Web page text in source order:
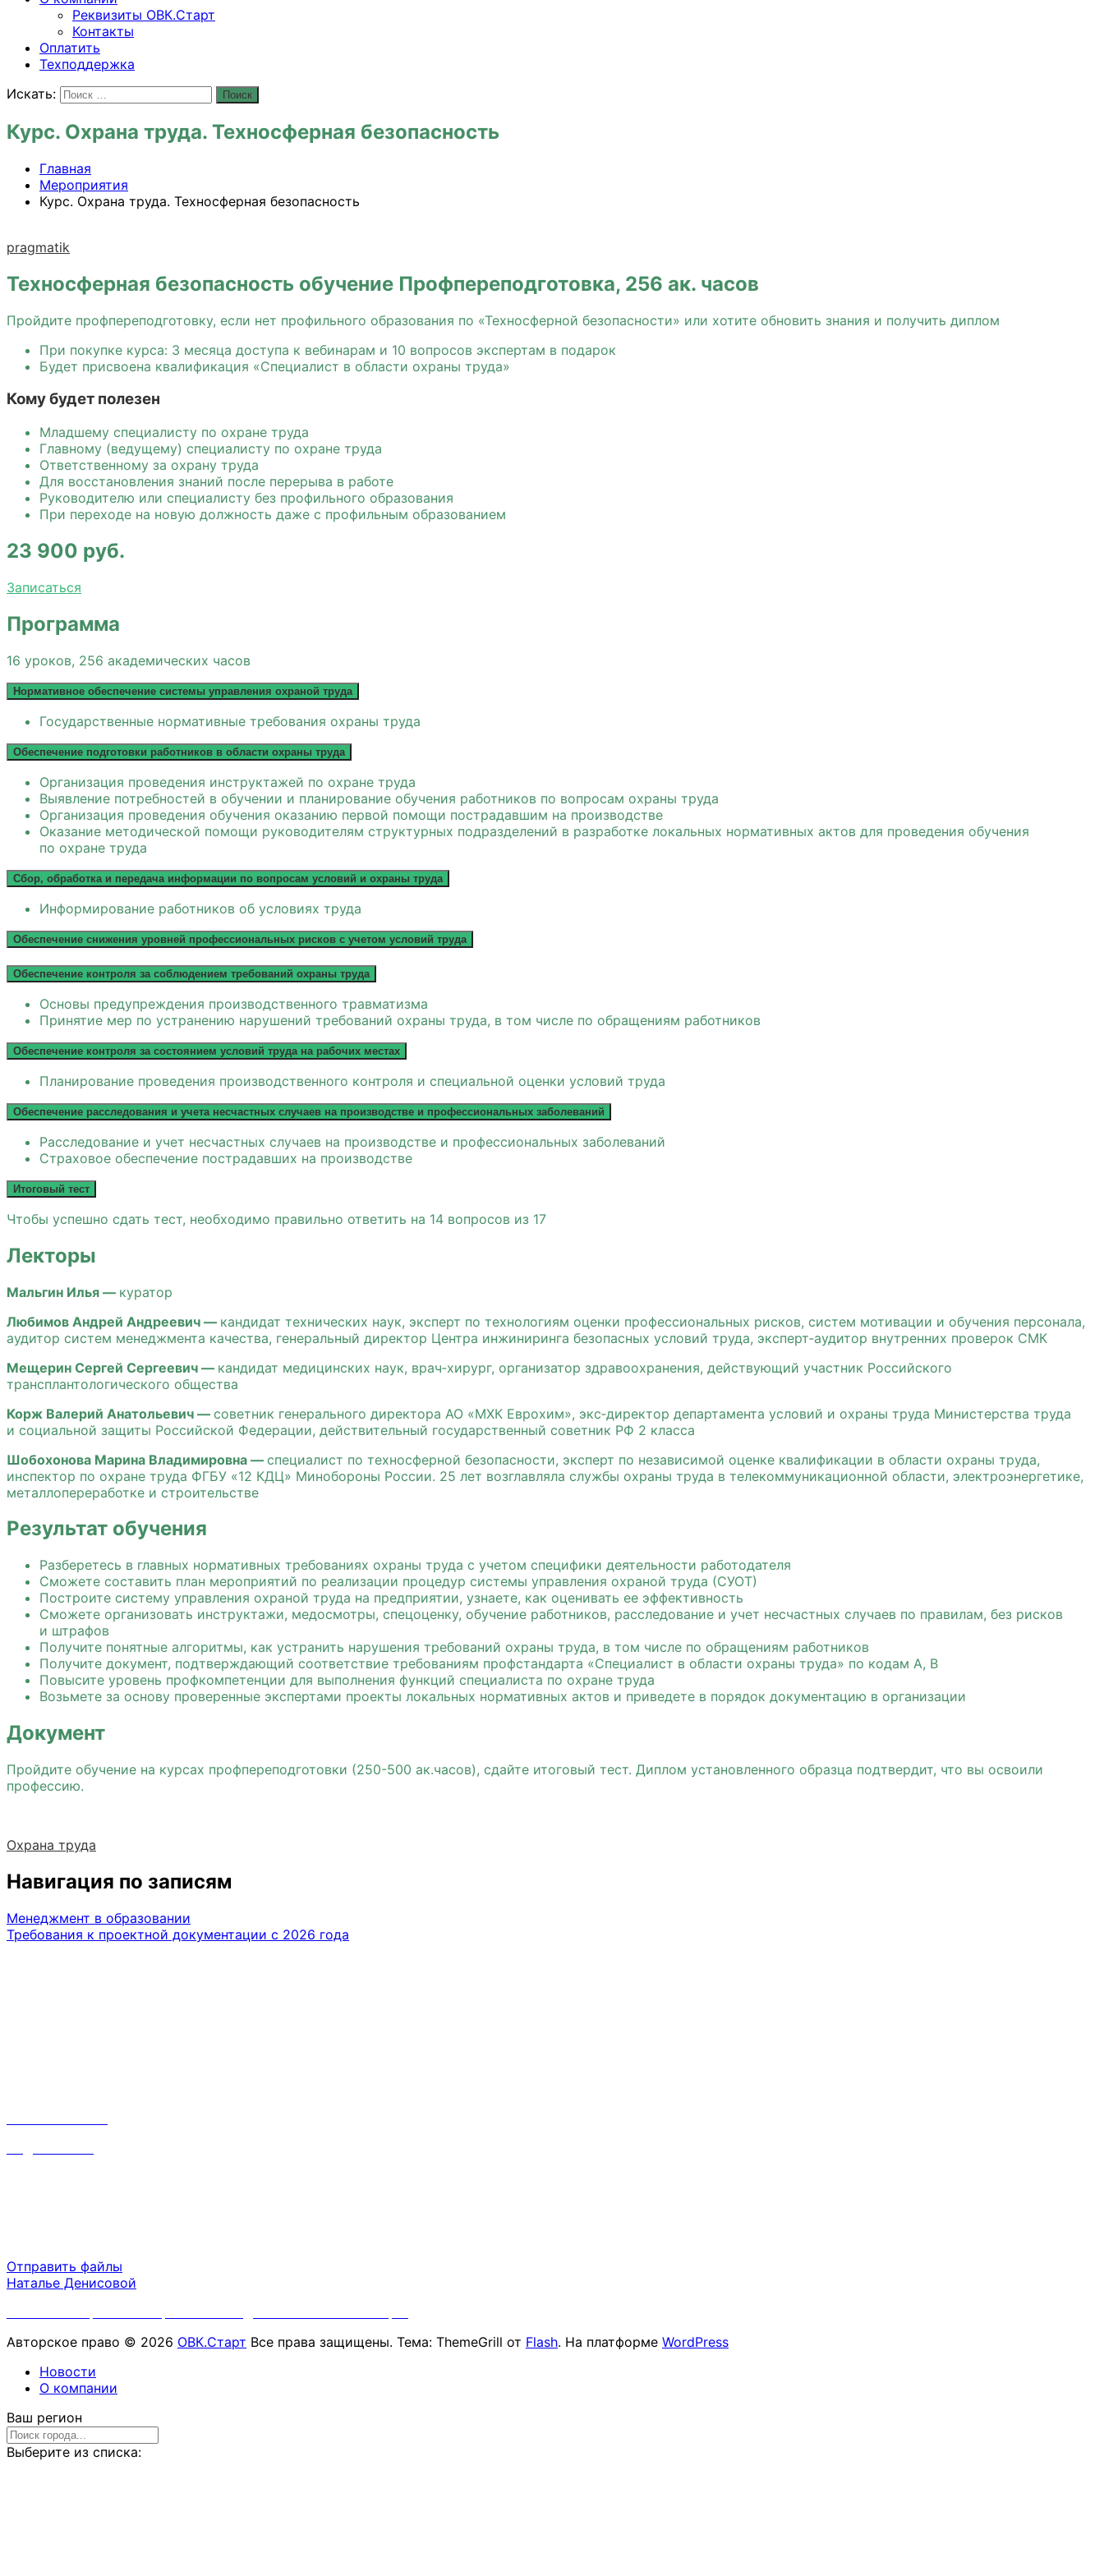
Реквизиты ОВК.Старт
Контакты
Оплатить
Техподдержка
Искать:
Поиск
Курс. Охрана труда. Техносферная безопасность
Главная
Мероприятия
Курс. Охрана труда. Техносферная безопасность
pragmatik
Техносферная безопасность обучение Профпереподготовка, 256 ак. часов
Пройдите профпереподготовку, если нет профильного образования по «Техносферной безопасности» или хотите обновить знания и получить диплом
При покупке курса: 3 месяца доступа к вебинарам и 10 вопросов экспертам в подарок
Будет присвоена квалификация «Специалист в области охраны труда»
Кому будет полезен
Младшему специалисту по охране труда
Главному (ведущему) специалисту по охране труда
Ответственному за охрану труда
Для восстановления знаний после перерыва в работе
Руководителю или специалисту без профильного образования
При переходе на новую должность даже с профильным образованием
23 900 руб.
Записаться
Программа
16 уроков, 256 академических часов
Нормативное обеспечение системы управления охраной труда
Государственные нормативные требования охраны труда
Обеспечение подготовки работников в области охраны труда
Организация проведения инструктажей по охране труда
Выявление потребностей в обучении и планирование обучения работников по вопросам охраны труда
Организация проведения обучения оказанию первой помощи пострадавшим на производстве
Оказание методической помощи руководителям структурных подразделений в разработке локальных нормативных актов для проведения обучения
по охране труда
Сбор, обработка и передача информации по вопросам условий и охраны труда
Информирование работников об условиях труда
Обеспечение снижения уровней профессиональных рисков с учетом условий труда
Обеспечение контроля за соблюдением требований охраны труда
Основы предупреждения производственного травматизма
Принятие мер по устранению нарушений требований охраны труда, в том числе по обращениям работников
Обеспечение контроля за состоянием условий труда на рабочих местах
Планирование проведения производственного контроля и специальной оценки условий труда
Обеспечение расследования и учета несчастных случаев на производстве и профессиональных заболеваний
Расследование и учет несчастных случаев на производстве и профессиональных заболеваний
Страховое обеспечение пострадавших на производстве
Итоговый тест
Чтобы успешно сдать тест, необходимо правильно ответить на 14 вопросов из 17
Лекторы
Мальгин Илья — куратор
Любимов Андрей Андреевич — кандидат технических наук, эксперт по технологиям оценки профессиональных рисков, систем мотивации и обучения персонала,
аудитор систем менеджмента качества, генеральный директор Центра инжиниринга безопасных условий труда, эксперт‑аудитор внутренних проверок СМК
Мещерин Сергей Сергеевич — кандидат медицинских наук, врач‑хирург, организатор здравоохранения, действующий участник Российского
трансплантологического общества
Корж Валерий Анатольевич — советник генерального директора АО «МХК Еврохим», экс‑директор департамента условий и охраны труда Министерства труда
и социальной защиты Российской Федерации, действительный государственный советник РФ 2 класса
Шобохонова Марина Владимировна — специалист по техносферной безопасности, эксперт по независимой оценке квалификации в области охраны труда,
инспектор по охране труда ФГБУ «12 КДЦ» Минобороны России. 25 лет возглавляла службы охраны труда в телекоммуникационной области, электроэнергетике,
металлопереработке и строительстве
Результат обучения
Разберетесь в главных нормативных требованиях охраны труда с учетом специфики деятельности работодателя
Сможете составить план мероприятий по реализации процедур системы управления охраной труда (СУОТ)
Построите систему управления охраной труда на предприятии, узнаете, как оценивать ее эффективность
Сможете организовать инструктажи, медосмотры, спецоценку, обучение работников, расследование и учет несчастных случаев по правилам, без рисков
и штрафов
Получите понятные алгоритмы, как устранить нарушения требований охраны труда, в том числе по обращениям работников
Получите документ, подтверждающий соответствие требованиям профстандарта «Специалист в области охраны труда» по кодам А, В
Повысите уровень профкомпетенции для выполнения функций специалиста по охране труда
Возьмете за основу проверенные экспертами проекты локальных нормативных актов и приведете в порядок документацию в организации
Документ
Пройдите обучение на курсах профпереподготовки (250-500 ак.часов), сдайте итоговый тест. Диплом установленного образца подтвердит, что вы освоили
профессию.
Охрана труда
Навигация по записям
Менеджмент в образовании
Требования к проектной документации с 2026 года
Отправить файлы
Наталье Денисовой
Авторское право © 2026 ОВК.Старт Все права защищены. Тема: ThemeGrill от Flash. На платформе WordPress
Новости
О компании
Ваш регион
Выберите из списка: